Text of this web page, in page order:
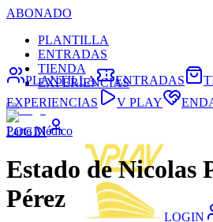
ABONADO
PLANTILLA
ENTRADAS
TIENDA
EXPERIENCIAS
LOGIN
LOGIN
PLANTILLA ENTRADAS
EXPERIENCIAS
V PLAY
Parte Médico
Estado de Nicolas
Pérez